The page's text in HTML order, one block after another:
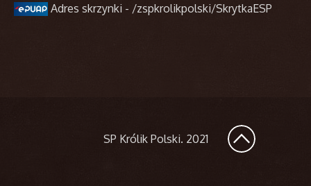
Adres skrzynki - /zspkrolikpolski/SkrytkaESP
SP Królik Polski. 2021